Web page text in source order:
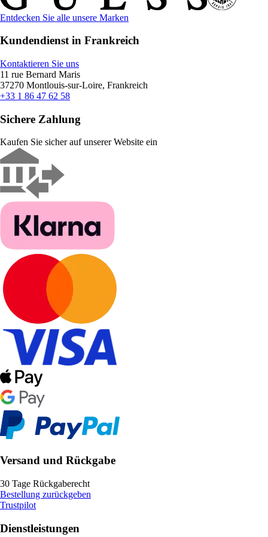
Entdecken Sie alle unsere Marken
Kundendienst in Frankreich
Kontaktieren Sie uns
11 rue Bernard Maris
37270 Montlouis-sur-Loire, Frankreich
+33 1 86 47 62 58
Sichere Zahlung
Kaufen Sie sicher auf unserer Website ein
Versand und Rückgabe
30 Tage Rückgaberecht
Bestellung zurückgeben
Trustpilot
Dienstleistungen